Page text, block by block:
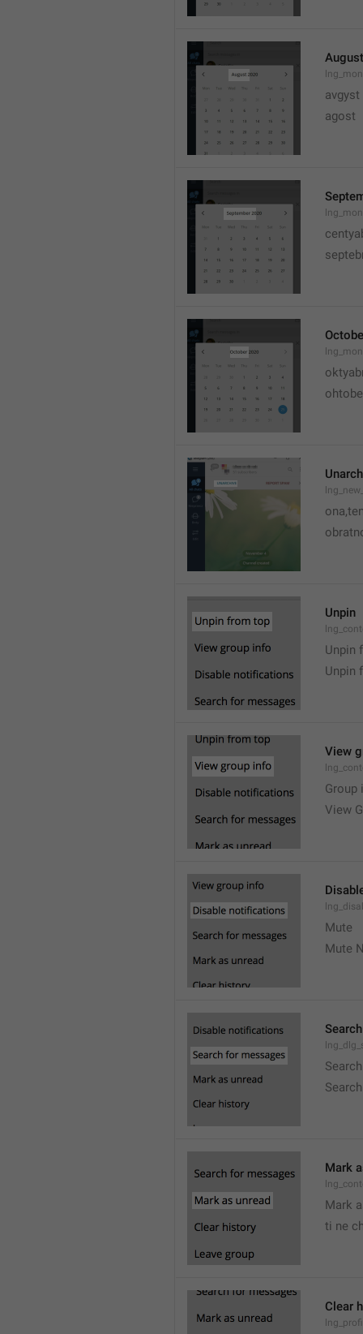
August
avgyst
agost
Unpin
Unpin
Unpin
View
Group
View
Mute
Mute
Mark
Mark
ti ne
Clear